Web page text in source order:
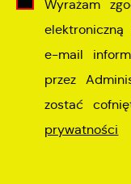
Wyrażam
e-mail
przez
zostać
prywatności